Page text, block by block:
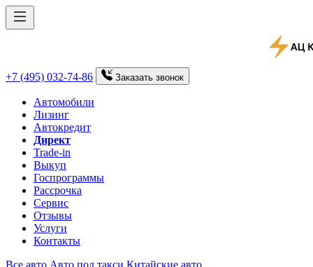
+7 (495) 032-74-86 Заказать звонок
Автомобили
Лизинг
Автокредит
Директ
Trade-in
Выкуп
Госпрограммы
Рассрочка
Сервис
Отзывы
Услуги
Контакты
Все авто Авто под такси Китайские авто